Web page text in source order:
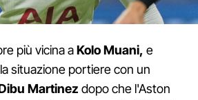
più vicina aKolo Muani, e
situazione portiere con un
Martinez dopo che l'Aston